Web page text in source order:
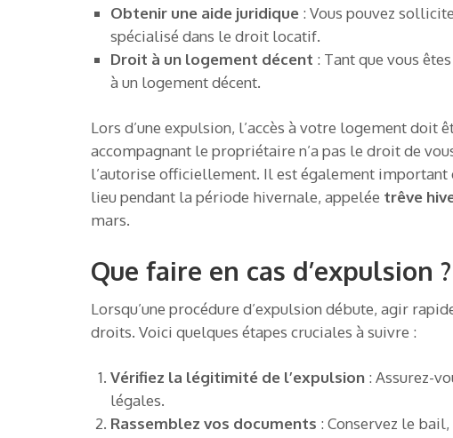
Obtenir une aide juridique : Vous pouvez
spécialisé dans le droit locatif.
Droit à un logement décent : Tant que vous
à un logement décent.
Lors d’une expulsion, l’accès à votre logement doit
accompagnant le propriétaire n’a pas le droit de
l’autorise officiellement. Il est également important
lieu pendant la période hivernale, appelée trêve
mars.
Que faire en cas d’expulsion ?
Lorsqu’une procédure d’expulsion débute, agir
droits. Voici quelques étapes cruciales à suivre :
Vérifiez la légitimité de l’expulsion : Assurez-
légales.
Rassemblez vos documents : Conservez le